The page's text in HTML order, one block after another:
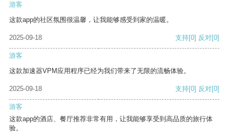
游客
这款app的社区氛围很温馨，让我能够感受到家的温暖。
2025-09-18 支持[0] 反对[0]
游客
这款加速器VPM应用程序已经为我们带来了无限的流畅体验。
2025-09-18 支持[0] 反对[0]
游客
这款app的酒店、餐厅推荐非常有用，让我能够享受到高品质的旅行体
验。